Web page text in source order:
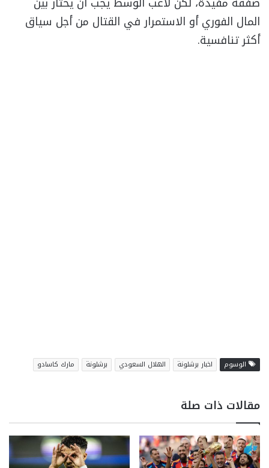
المال الفوري أو الاستمرار في القتال من أجل سياق
أكثر تنافسية.
الوسوم اخبار برشلونة الهلال السعودي برشلونة مارك كاسادو
مقالات ذات صلة